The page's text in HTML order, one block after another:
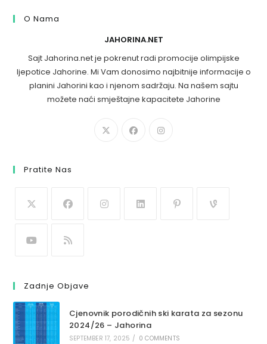
O Nama
JAHORINA.NET
Sajt Jahorina.net je pokrenut radi promocije olimpijske
ljepotice Jahorine. Mi Vam donosimo najbitnije informacije o
planini Jahorini kao i njenom sadržaju. Na našem sajtu
možete naći smještajne kapacitete Jahorine
Pratite Nas
Zadnje Objave
Cjenovnik porodičnih ski karata za sezonu
2024/26 – Jahorina
SEPTEMBER 17, 2025 / 0 COMMENTS